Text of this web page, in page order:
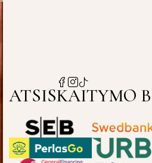
ATSISKAITYMO